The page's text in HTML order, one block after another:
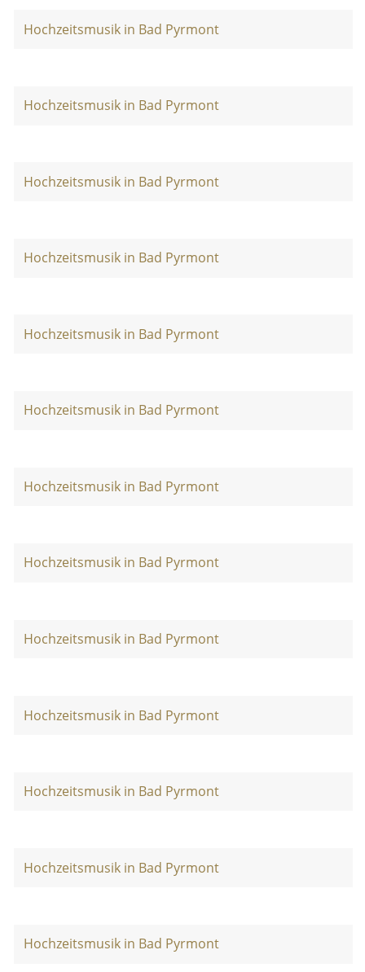
Hochzeitsmusik in Bad Pyrmont
Hochzeitsmusik in Bad Pyrmont
Hochzeitsmusik in Bad Pyrmont
Hochzeitsmusik in Bad Pyrmont
Hochzeitsmusik in Bad Pyrmont
Hochzeitsmusik in Bad Pyrmont
Hochzeitsmusik in Bad Pyrmont
Hochzeitsmusik in Bad Pyrmont
Hochzeitsmusik in Bad Pyrmont
Hochzeitsmusik in Bad Pyrmont
Hochzeitsmusik in Bad Pyrmont
Hochzeitsmusik in Bad Pyrmont
Hochzeitsmusik in Bad Pyrmont